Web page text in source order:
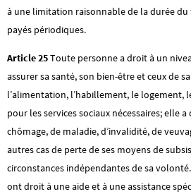
à une limitation raisonnable de la durée du
payés périodiques.
Article 25Toute personne a droit à un
assurer sa santé, son bien-être et ceux de
l’alimentation, l’habillement, le logement,
pour les services sociaux nécessaires; elle
chômage, de maladie, d’invalidité, de
autres cas de perte de ses moyens de
circonstances indépendantes de sa
ont droit à une aide et à une assistance